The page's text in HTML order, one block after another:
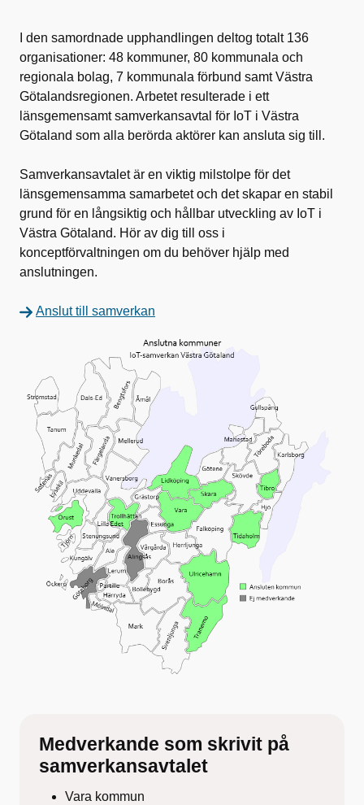
I den samordnade upphandlingen deltog totalt 136
organisationer: 48 kommuner, 80 kommunala och
regionala bolag, 7 kommunala förbund samt Västra
Götalandsregionen. Arbetet resulterade i ett
länsgemensamt samverkansavtal för IoT i Västra
Götaland som alla berörda aktörer kan ansluta sig till.
Samverkansavtalet är en viktig milstolpe för det
länsgemensamma samarbetet och det skapar en stabil
grund för en långsiktig och hållbar utveckling av IoT i
Västra Götaland. Hör av dig till oss i
konceptförvaltningen om du behöver hjälp med
anslutningen.
Anslut till samverkan
Medverkande som skrivit på
samverkansavtalet
Vara kommun